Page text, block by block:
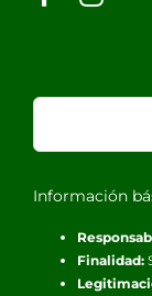
Información
Finalidad: